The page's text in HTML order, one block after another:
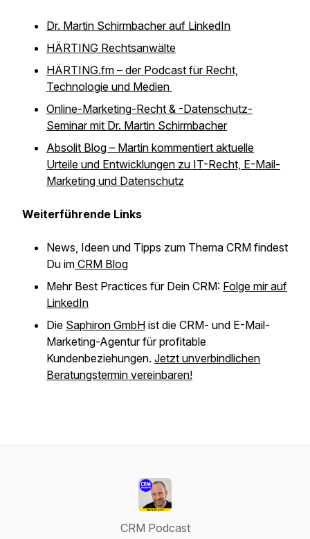
Dr. Martin Schirmbacher auf LinkedIn
HÄRTING Rechtsanwälte
HÄRTING.fm – der Podcast für Recht,
Technologie und Medien
Online-Marketing-Recht & -Datenschutz-
Seminar mit Dr. Martin Schirmbacher
Absolit Blog – Martin kommentiert aktuelle
Urteile und Entwicklungen zu IT-Recht, E-Mail-
Marketing und Datenschutz
Weiterführende Links
News, Ideen und Tipps zum Thema CRM findest
Du im CRM Blog
Mehr Best Practices für Dein CRM: Folge mir auf
LinkedIn
Die Saphiron GmbH ist die CRM- und E-Mail-
Marketing-Agentur für profitable
Kundenbeziehungen. Jetzt unverbindlichen
Beratungstermin vereinbaren!
CRM Podcast